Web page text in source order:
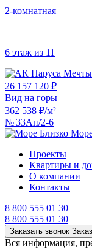
2‑комнатная
6 этаж из 11
26 157 120 ₽
Вид на горы
362 538 ₽/м²
№ 33Ап/2-6
Проекты
Квартиры и
О компании
Контакты
8 800 555 01 30
8 800 555 01 30
Заказать звонок
Вся информация,